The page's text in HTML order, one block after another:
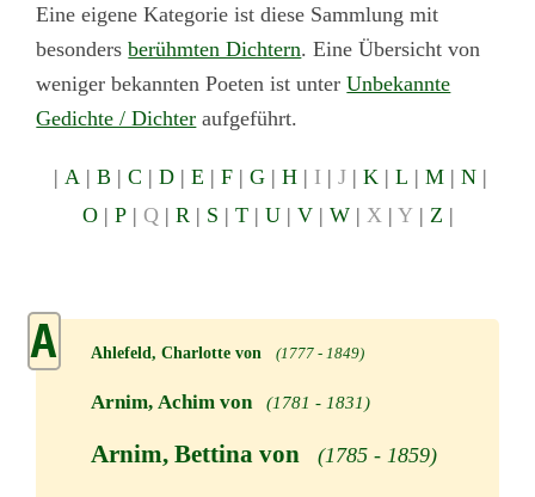
Eine eigene Kategorie ist diese Sammlung mit
besondersberühmten Dichtern. Eine Übersicht von
weniger bekannten Poeten ist unterUnbekannte
Gedichte / Dichter aufgeführt.
| A | B | C | D | E | F | G | H | I | J | K | L | M | N |
O| P| Q| R | S | T| U| V| W| X | Y| Z |
A Ahlefeld, Charlotte von (1777 - 1849)
Arnim, Achim von (1781 - 1831)
Arnim, Bettina von (1785 - 1859)